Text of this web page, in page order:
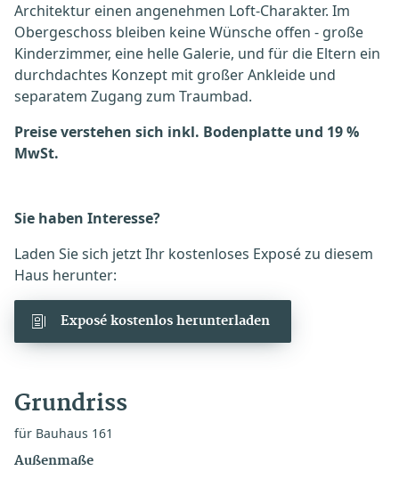
Architektur einen angenehmen Loft-Charakter. Im
Obergeschoss bleiben keine Wünsche offen - große
Kinderzimmer, eine helle Galerie, und für die Eltern ein
durchdachtes Konzept mit großer Ankleide und
separatem Zugang zum Traumbad.
Preise verstehen sich inkl. Bodenplatte und 19 %
MwSt.
Sie haben Interesse?
Laden Sie sich jetzt Ihr kostenloses Exposé zu diesem
Haus herunter:
Exposé kostenlos herunterladen
Grundriss
für Bauhaus 161
Außenmaße